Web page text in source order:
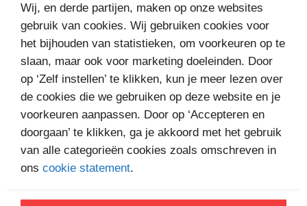
Wij, en derde partijen, maken op onze websites
gebruik van cookies. Wij gebruiken cookies voor
het bijhouden van statistieken, om voorkeuren op te
slaan, maar ook voor marketing doeleinden. Door
op ‘Zelf instellen’ te klikken, kun je meer lezen over
de cookies die we gebruiken op deze website en je
voorkeuren aanpassen. Door op ‘Accepteren en
doorgaan’ te klikken, ga je akkoord met het gebruik
van alle categorieën cookies zoals omschreven in
ons cookie statement.
MEER BOEKEN VAN
VAKANTIELEZEN